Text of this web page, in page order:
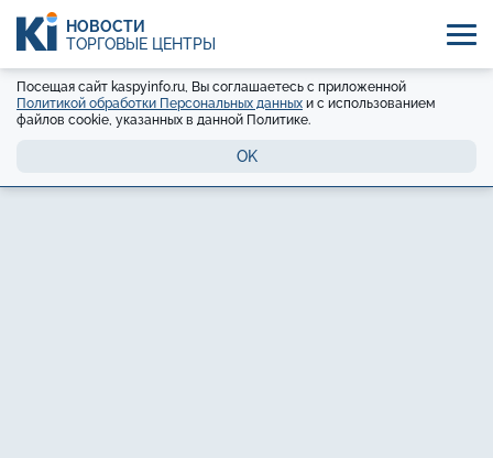
НОВОСТИ
ТОРГОВЫЕ ЦЕНТРЫ
Посещая сайт kaspyinfo.ru, Вы соглашаетесь с приложенной
Политикой обработки Персональных данных и с использованием
файлов cookie, указанных в данной Политике.
OK